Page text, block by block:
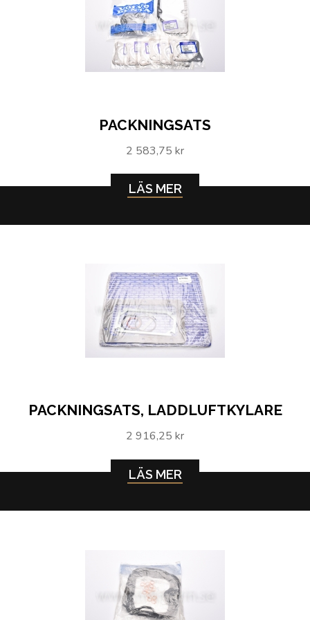
PACKNINGSATS
2 583,75 kr
LÄS MER
PACKNINGSATS, LADDLUFTKYLARE
2 916,25 kr
LÄS MER